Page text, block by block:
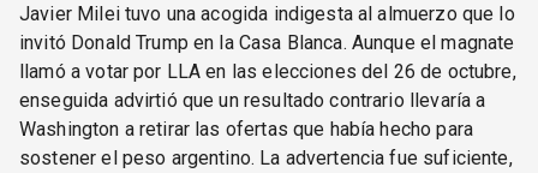
Javier Milei tuvo una acogida indigesta al almuerzo que lo
invitó Donald Trump en la Casa Blanca. Aunque el magnate
llamó a votar por LLA en las elecciones del 26 de octubre,
enseguida advirtió que un resultado contrario llevaría a
Washington a retirar las ofertas que había hecho para
sostener el peso argentino. La advertencia fue suficiente,